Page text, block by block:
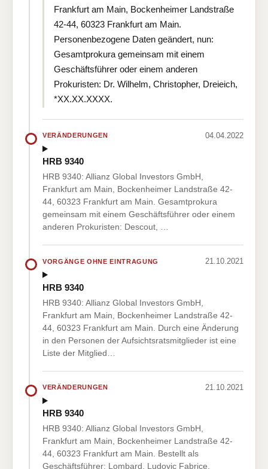
Frankfurt am Main, Bockenheimer Landstraße
42-44, 60323 Frankfurt am Main.
Personenbezogene Daten geändert, nun:
Gesamtprokura gemeinsam mit einem
Geschäftsführer oder einem anderen
Prokuristen: Dr. Wilhelm, Christopher, Dreieich,
*XX.XX.XXXX.
VERÄNDERUNGEN 04.04.2022
HRB 9340
HRB 9340: Allianz Global Investors GmbH,
Frankfurt am Main, Bockenheimer Landstraße 42-
44, 60323 Frankfurt am Main. Gesamtprokura
gemeinsam mit einem Geschäftsführer oder einem
anderen Prokuristen: Descout, …
VORGÄNGE OHNE EINTRAGUNG 21.10.2021
HRB 9340
HRB 9340: Allianz Global Investors GmbH,
Frankfurt am Main, Bockenheimer Landstraße 42-
44, 60323 Frankfurt am Main. Durch eine Änderung
in den Personen der Aufsichtsratsmitglieder ist eine
Liste der Mitglied…
VERÄNDERUNGEN 21.10.2021
HRB 9340
HRB 9340: Allianz Global Investors GmbH,
Frankfurt am Main, Bockenheimer Landstraße 42-
44, 60323 Frankfurt am Main. Bestellt als
Geschäftsführer: Lombard, Ludovic Fabrice,